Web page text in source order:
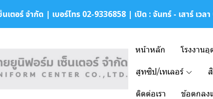
เตอร์ จำกัด | เบอร์โทร 02-9336858 | เปิด : จันทร์ - เสาร์ เวล
หน้าหลัก โรงงาน
สูทซิป/เทเลอร์
ติดต่อเรา ข้อตกลง